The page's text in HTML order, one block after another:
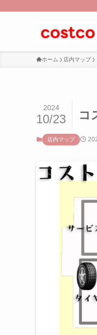
ホーム 店内マップ
コ
2024
10/23
店内マップ